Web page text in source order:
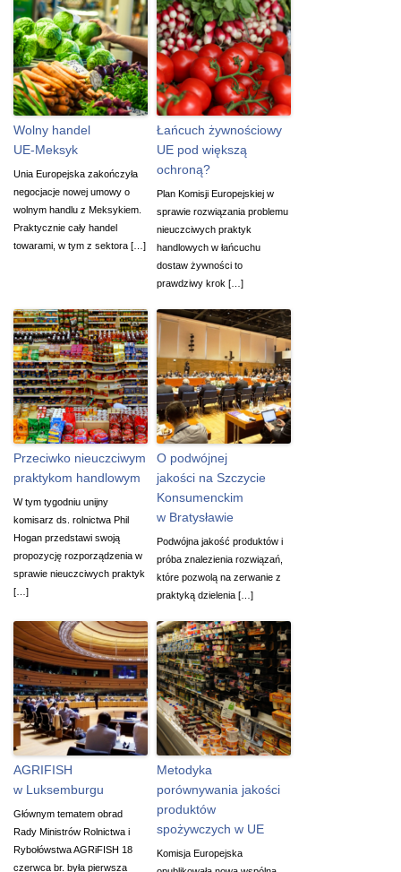
Wolny handel
UE-Meksyk
Unia Europejska zakończyła
negocjacje nowej umowy o
wolnym handlu z Meksykiem.
Praktycznie cały handel
towarami, w tym z sektora […]
Łańcuch żywnościowy
UE pod większą
ochroną?
Plan Komisji Europejskiej w
sprawie rozwiązania problemu
nieuczciwych praktyk
handlowych w łańcuchu
dostaw żywności to
prawdziwy krok […]
Przeciwko nieuczciwym
praktykom handlowym
W tym tygodniu unijny
komisarz ds. rolnictwa Phil
Hogan przedstawi swoją
propozycję rozporządzenia w
sprawie nieuczciwych praktyk
[…]
O podwójnej
jakości na Szczycie
Konsumenckim
w Bratysławie
Podwójna jakość produktów i
próba znalezienia rozwiązań,
które pozwolą na zerwanie z
praktyką dzielenia […]
AGRIFISH
w Luksemburgu
Głównym tematem obrad
Rady Ministrów Rolnictwa i
Rybołówstwa AGRiFISH 18
czerwca br. była pierwsza
Metodyka
porównywania jakości
produktów
spożywczych w UE
Komisja Europejska